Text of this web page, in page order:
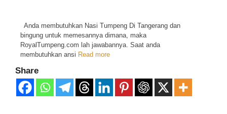
Anda membutuhkan Nasi Tumpeng Di Tangerang dan
bingung untuk memesannya dimana, maka
RoyalTumpeng.com lah jawabannya. Saat anda
membutuhkan ansi Read more
Share